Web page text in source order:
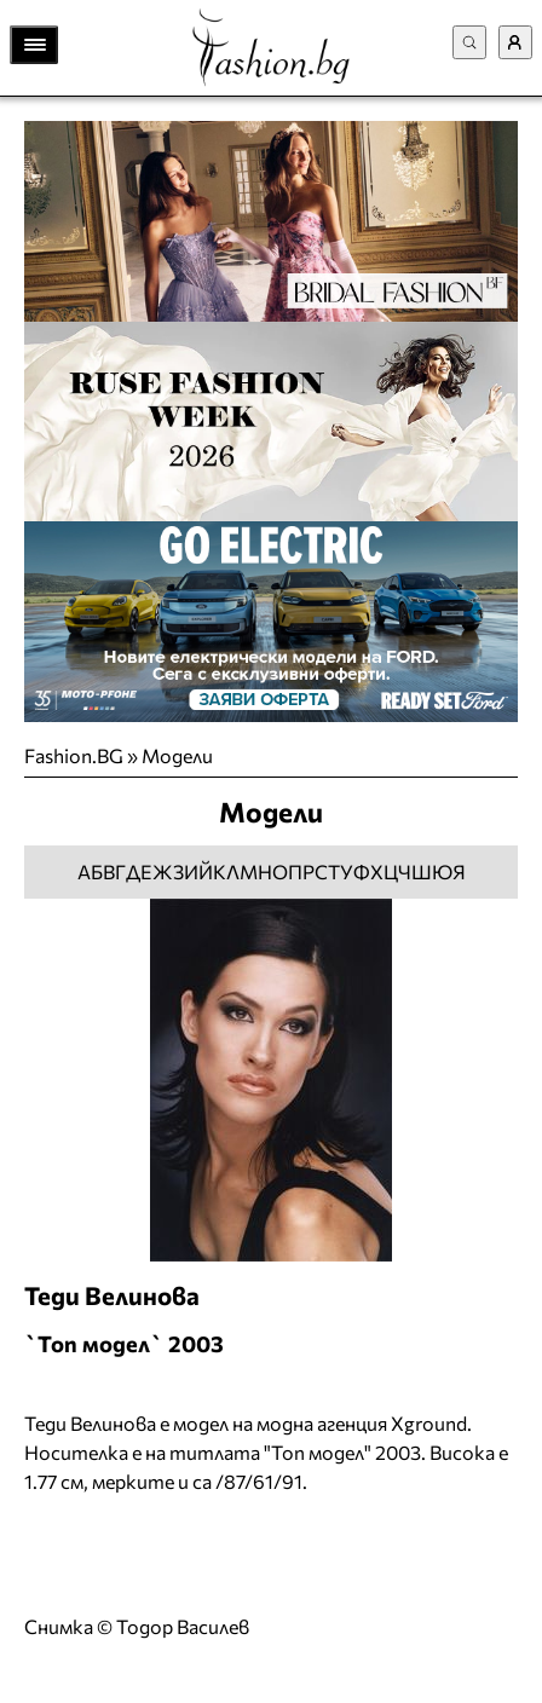
Fashion.BG » Модели
Модели
АБВГДЕЖЗИЙКЛМНОПРСТУФХЦЧШЮЯ
Теди Велинова
`Топ модел` 2003
Теди Велинова е модел на модна агенция Xground.
Носителка е на титлата "Топ модел" 2003. Висока е
1.77 см, мерките и са /87/61/91.
Снимка © Тодор Василев